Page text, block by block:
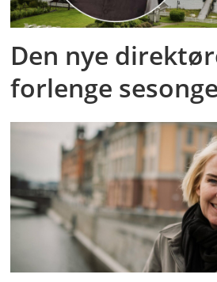
Den nye
forlenge